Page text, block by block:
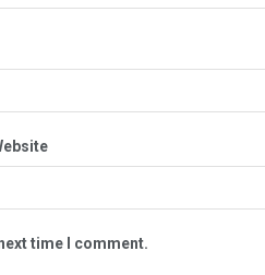
time I comment.